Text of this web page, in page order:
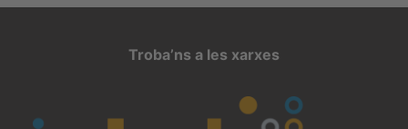
Troba’ns a les xarxes